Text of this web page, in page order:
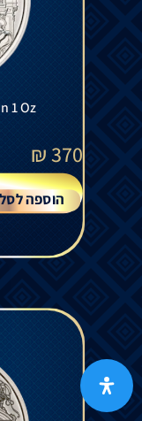
1 Oz
370
₪
הוספה לסל